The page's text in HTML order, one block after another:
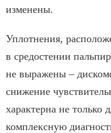
изменены.
Уплотнения,
в средостении
не выражены –
снижение
характерна не только
комплексную